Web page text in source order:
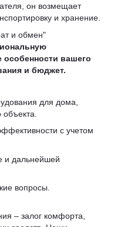
он возмещает
и хранение.
и обмен"
особенности вашего
и бюджет.
для дома,
с учетом
и дальнейшей
вопросы.
– залог комфорта,